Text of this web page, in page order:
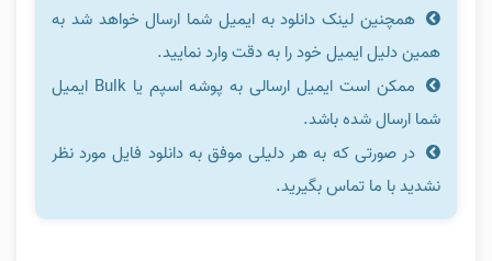
همچنین لینک دانلود به ایمیل شما ارسال خواهد شد به
همین دلیل ایمیل خود را به دقت وارد نمایید.
ممکن است ایمیل ارسالی به پوشه اسپم یا Bulk ایمیل
شما ارسال شده باشد.
در صورتی که به هر دلیلی موفق به دانلود فایل مورد نظر
نشدید با ما تماس بگیرید.